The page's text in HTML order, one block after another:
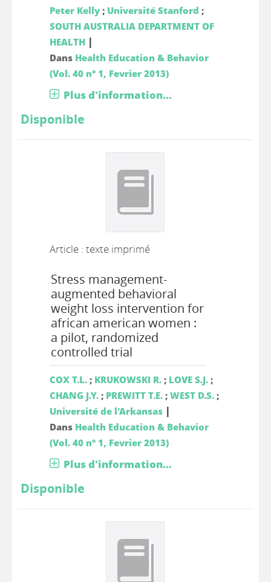
Peter Kelly; Université Stanford ;
SOUTH AUSTRALIA DEPARTMENT OF
HEALTH |
Dans Health Education & Behavior
(Vol. 40 n° 1, Fevrier 2013)
Plus d'information...
Disponible
Article : texte imprimé
Stress management-
augmented behavioral
weight loss intervention for
african american women :
a pilot, randomized
controlled trial
COX T.L.; KRUKOWSKI R.; LOVE S.J.;
CHANG J.Y.; PREWITT T.E.; WEST D.S.;
Université de l'Arkansas |
Dans Health Education & Behavior
(Vol. 40 n° 1, Fevrier 2013)
Plus d'information...
Disponible